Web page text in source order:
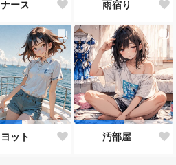
ナース 雨宿り
ヨット 汚部屋